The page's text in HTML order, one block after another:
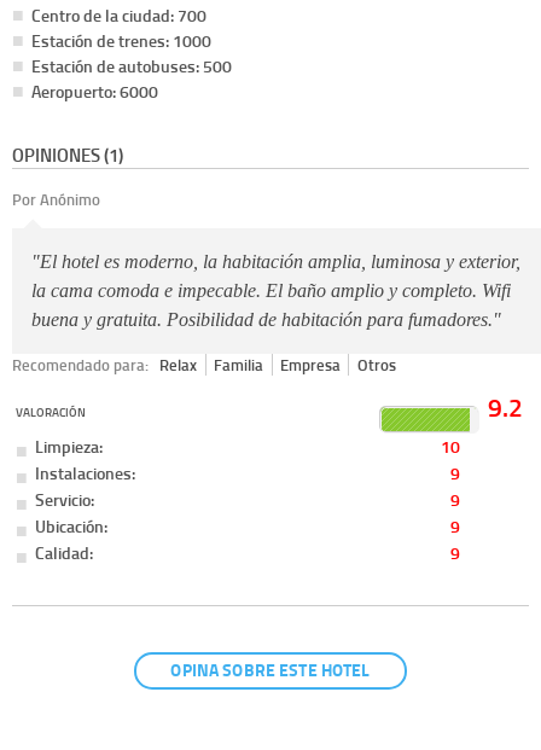
Centro de la ciudad: 700
Estación de trenes: 1000
Estación de autobuses: 500
Aeropuerto: 6000
OPINIONES (1)
Por Anónimo
"El hotel es moderno, la habitación amplia, luminosa y exterior,
la cama comoda e impecable. El baño amplio y completo. Wifi
buena y gratuita. Posibilidad de habitación para fumadores."
Recomendado para: Relax Familia Empresa Otros
VALORACIÓN 9.2
Limpieza:
10
Instalaciones:
9
Servicio:
9
Ubicación:
9
Calidad:
9
OPINA SOBRE ESTE HOTEL